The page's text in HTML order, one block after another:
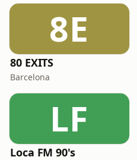
8E
80 EXITS
Barcelona
LF
Loca FM 90's